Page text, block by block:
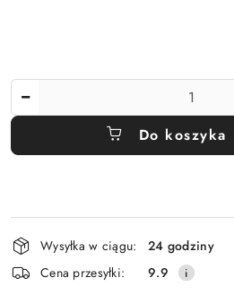
Do koszyka
Wyślij
Dostępność
i
dostawa
Wysyłka w ciągu:
24 godziny
Cena przesyłki:
9.9